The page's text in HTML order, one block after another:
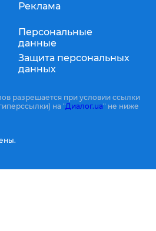
Реклама
Персональные
данные
Защита персональных
данных
разрешается при условии ссылки
на "Диалог.ua" не ниже